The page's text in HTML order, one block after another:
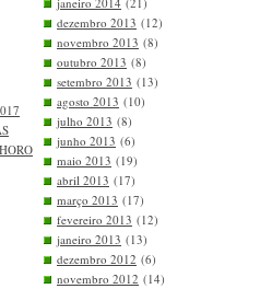
dezembro 2013 (12)
novembro 2013 (8)
outubro 2013 (8)
setembro 2013 (13)
agosto 2013 (10)
julho 2013 (8)
junho 2013 (6)
maio 2013 (19)
abril 2013 (17)
março 2013 (17)
fevereiro 2013 (12)
janeiro 2013 (13)
dezembro 2012 (6)
novembro 2012 (14)